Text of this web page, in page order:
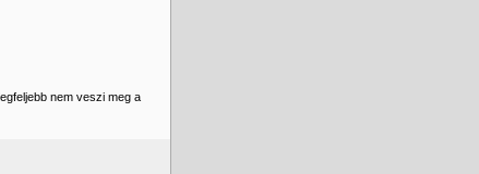
nem veszi meg a